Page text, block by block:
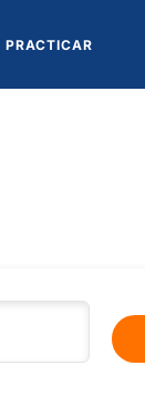
PRACTICAR